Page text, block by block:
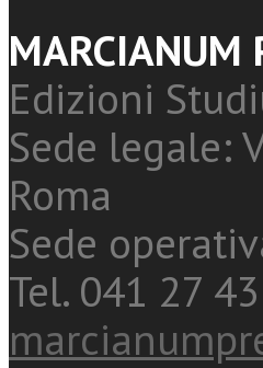
MARCIANUM
Edizioni
Sede legale:
Roma
Sede
Tel. 041 27